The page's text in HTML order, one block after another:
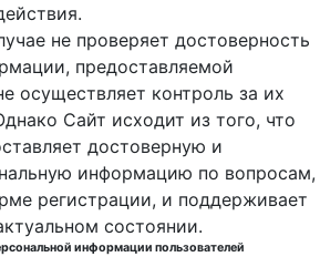
не проверяет достоверность
предоставляемой
осуществляет контроль за их
Сайт исходит из того, что
достоверную и
информацию по вопросам,
регистрации, и поддерживает
состоянии.
информации пользователей